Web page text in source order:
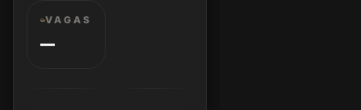
VAGAS
—